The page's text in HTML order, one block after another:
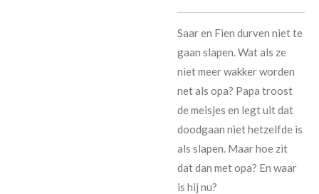
Saar en Fien durven niet te
gaan slapen. Wat als ze
niet meer wakker worden
net als opa? Papa troost
de meisjes en legt uit dat
doodgaan niet hetzelfde is
als slapen. Maar hoe zit
dat dan met opa? En waar
is hij nu?